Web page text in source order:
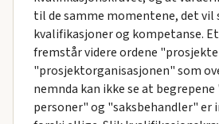
til de samme momentene, det vil
kvalifikasjoner og kompetanse.
fremstår videre ordene
"prosjektorganisasjonen" som
nemnda kan ikke se at
personer" og "saksbehandler" er